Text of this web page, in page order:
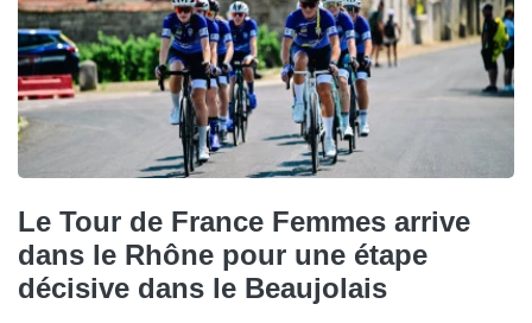
Le Tour de France Femmes arrive
dans le Rhône pour une étape
décisive dans le Beaujolais